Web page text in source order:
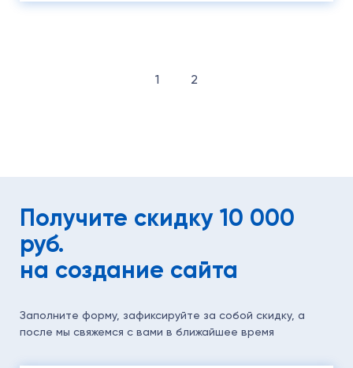
1 2
Получите скидку 10 000
руб.
на создание сайта
Заполните форму, зафиксируйте за собой скидку, а
после мы свяжемся с вами в ближайшее время